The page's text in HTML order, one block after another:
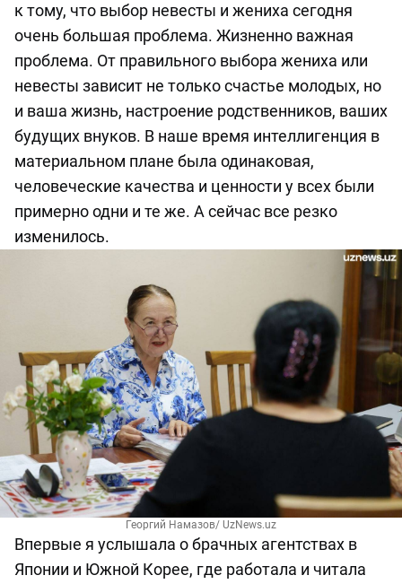
к тому, что выбор невесты и жениха сегодня
очень большая проблема. Жизненно важная
проблема. От правильного выбора жениха или
невесты зависит не только счастье молодых, но
и ваша жизнь, настроение родственников, ваших
будущих внуков. В наше время интеллигенция в
материальном плане была одинаковая,
человеческие качества и ценности у всех были
примерно одни и те же. А сейчас все резко
изменилось.
Георгий Намазов/ UzNews.uz
Впервые я услышала о брачных агентствах в
Японии и Южной Корее, где работала и читала